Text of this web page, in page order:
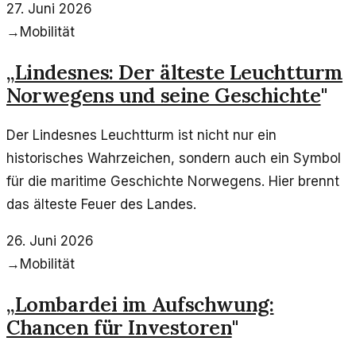
27. Juni 2026
→ Mobilität
„Lindesnes: Der älteste Leuchtturm
Norwegens und seine Geschichte"
Der Lindesnes Leuchtturm ist nicht nur ein
historisches Wahrzeichen, sondern auch ein Symbol
für die maritime Geschichte Norwegens. Hier brennt
das älteste Feuer des Landes.
26. Juni 2026
→ Mobilität
„Lombardei im Aufschwung:
Chancen für Investoren"